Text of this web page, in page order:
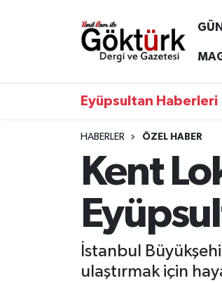
Eyüpsultan Haberleri
HABERLER ÖZEL HABER
Kent
İstanbul
ulaştırmak için
Anne Çocuk
GÖKTÜRK
Eyüpsultan Hava Durumu
Tüm Manşetler
Son Dakika Haberleri
Haber Arşivi